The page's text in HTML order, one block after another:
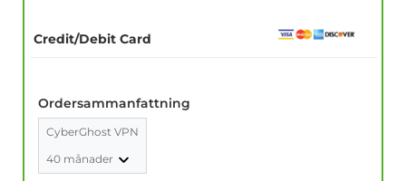
Credit/Debit Card
Ordersammanfattning
CyberGhost VPN
40 månader